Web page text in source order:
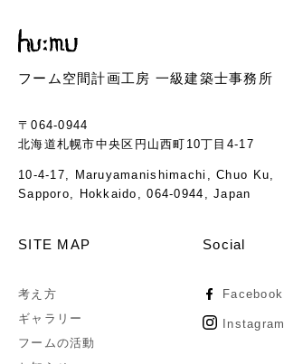
フーム空間計画工房 一級建築士事務所
〒064-0944
北海道札幌市中央区円山西町10丁目4-17
10-4-17, Maruyamanishimachi, Chuo Ku,
Sapporo, Hokkaido, 064-0944, Japan
SITE MAP
考え方
ギャラリー
フームの活動
Social
Facebook
Instagram